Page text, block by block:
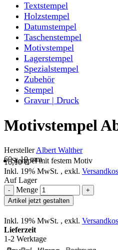
Textstempel
Holzstempel
Datumstempel
Taschenstempel
Motivstempel
Lagerstempel
Spezialstempel
Zubehör
Stempel
Gravur | Druck
Motivstempel
HerstellerAlbert Walther
60 x 10 mm
Stempel mit festem Motiv
10,10 €
Inkl. 19% MwSt. , exkl.
Auf Lager
- Menge
+
Artikel jetzt gestalten
Inkl. 19% MwSt. , exkl.
Lieferzeit
1-2 Werktage